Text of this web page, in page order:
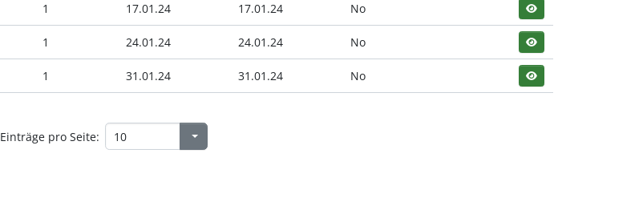
1 17.01.24 17.01.24 No
1 24.01.24 24.01.24 No
1 31.01.24 31.01.24 No
Einträge pro Seite: